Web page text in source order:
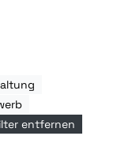
entfernen